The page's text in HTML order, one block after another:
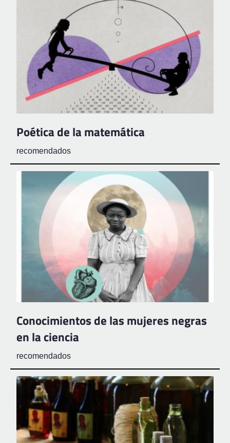
Poética de la matemática
recomendados
Conocimientos de las mujeres negras
en la ciencia
recomendados